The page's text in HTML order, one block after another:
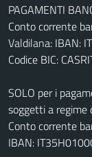
PAGAMENTI
Conto corrente
Valdilana: IBAN:
Codice BIC:
SOLO per i
soggetti a regime
Conto corrente
IBAN: